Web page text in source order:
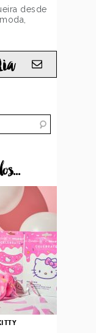
desde